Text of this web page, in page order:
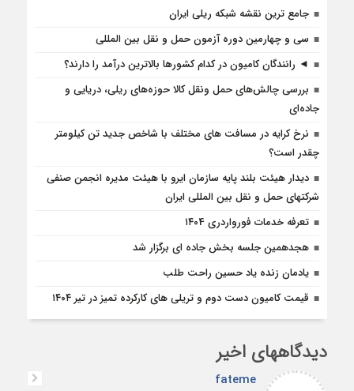
جامع ترین نقشه شبکه ریلی ایران
سی و چهارمین دوره آزمون حمل و نقل بین المللی
◄ رانندگان کامیون در کدام کشورها بالاترین درآمد را دارند؟
بررسی چالش‌های حمل ونقل کالا حوزه‌های ریلی، دریایی و
جاده‌ای
نرخ کرایه در مسافت‌ های مختلف با شاخص جدید تن کیلومتر
چقدر است؟
دیدار هیئت بلند پایه سازمان ایرو با هیئت مدیره انجمن صنفی
شرکتهای حمل و نقل بین المللی ایران
تعرفه خدمات فورواردری ۱۴۰4
هجدهمین جلسه بخش جاده ای برگزار شد
یادمان زنده یاد حسین راحت طلب
قیمت کامیون دست دوم و تریلی‌ های کارکرده تمیز در تیر ۱۴۰۴
دیدگاههای اخیر
fateme